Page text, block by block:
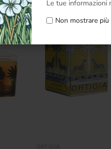
Le tue informazioni
Non mostrare più